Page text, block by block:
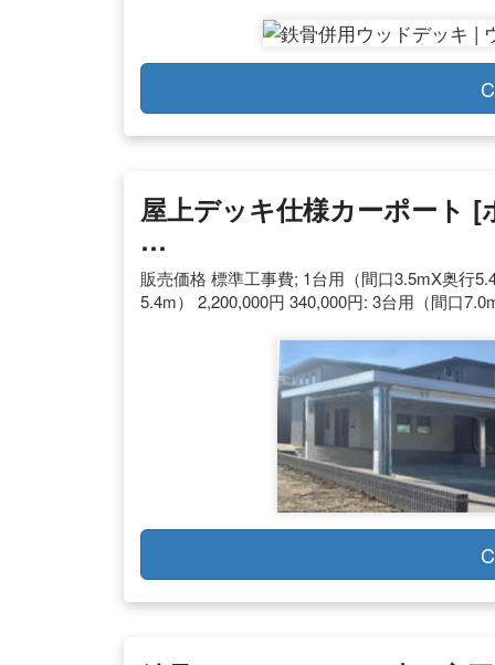
屋上デッキ仕様カーポート
…
販売価格 標準工事費; 1台用（間口3.5mX奥行
5.4m） 2,200,000円 340,000円: 3台用（間口